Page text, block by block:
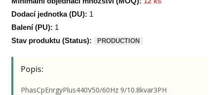
Dodací jednotka (DU): 1
Balení (PU): 1
Stav produktu (Status):
PRODUCTION
Popis:
PhasCpEnrgyPlus440V50/60Hz 9/10.8kvar3PH